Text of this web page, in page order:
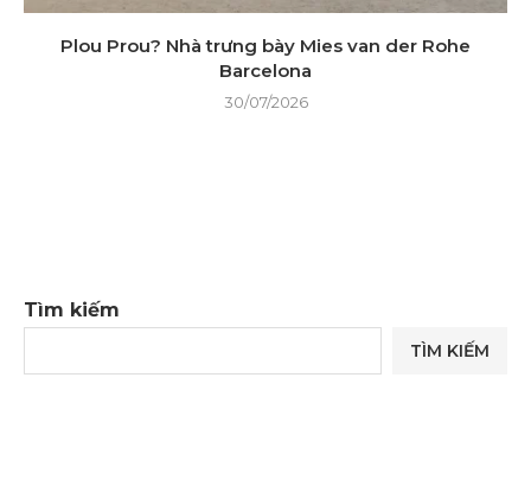
Plou Prou? Nhà trưng bày Mies van der Rohe
Barcelona
30/07/2026
Tìm kiếm
TÌM KIẾM